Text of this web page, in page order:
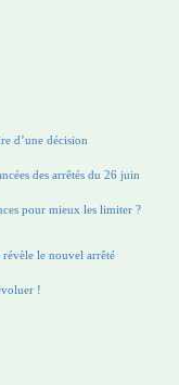
d’une décision
des arrêtés du 26 juin
pour mieux les limiter ?
le nouvel arrêté
!